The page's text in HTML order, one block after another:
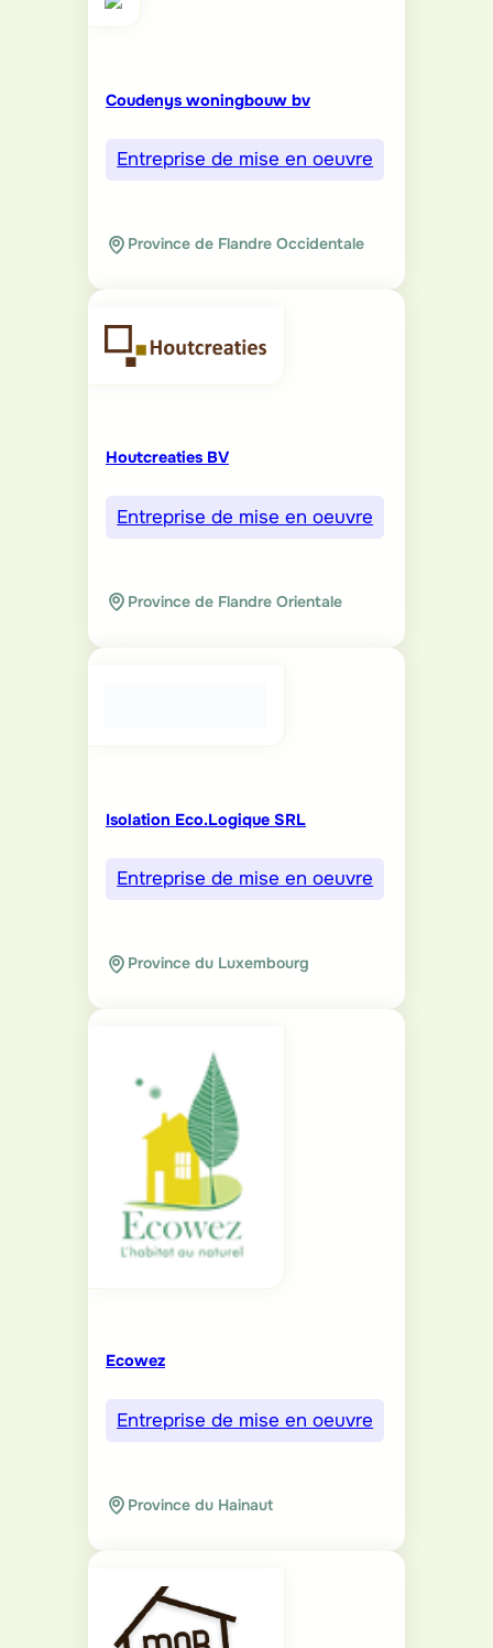
Coudenys woningbouw bv
Entreprise de mise en oeuvre
Province de Flandre Occidentale
Houtcreaties BV
Entreprise de mise en oeuvre
Province de Flandre Orientale
Isolation Eco.Logique SRL
Entreprise de mise en oeuvre
Province du Luxembourg
Ecowez
Entreprise de mise en oeuvre
Province du Hainaut